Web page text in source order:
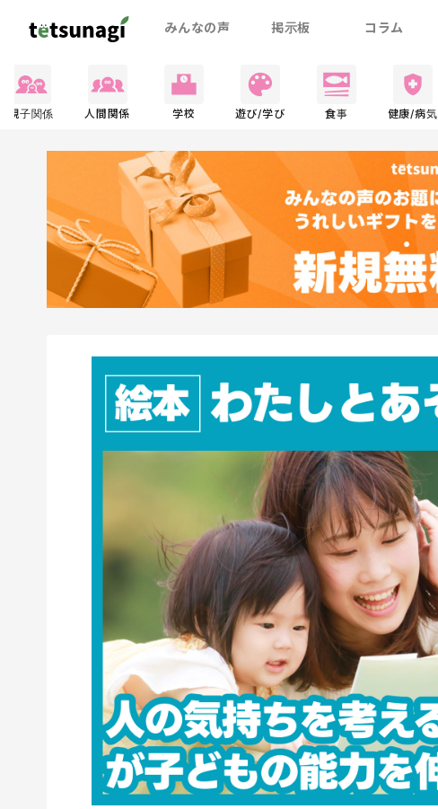
みんなの声 掲示板 コラム
親子関係 人間関係 学校 遊び/学び 食事 健康/病気